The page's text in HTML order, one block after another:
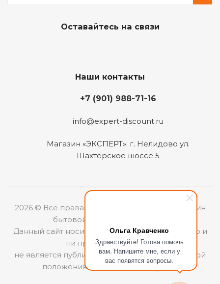
Ольга Кравченко
Здравствуйте! Готова помочь
вам. Напишите мне, если у
вас появятся вопросы.
Оставайтесь на связи
Наши контакты
+7 (901) 988-71-16
info@expert-discount.ru
Магазин «ЭКСПЕРТ»: г. Нелидово ул.
Шахтёрское шоссе 5
2026 © Все права защищены. Интернет-магазин
бытовой техники «ЭКСПЕРТ».
Данный сайт носит информационный характер и
ни при каких условиях
не является публичной офертой, определяемой
положениями Статьи 437 (2) ГКРФ.